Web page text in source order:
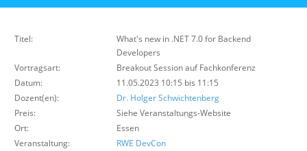
Über uns
Titel:
What's new in .NET 7.0 for Backend
Developers
Vortragsart:
Breakout Session auf Fachkonferenz
Datum:
11.05.2023 10:15 bis 11:15
Dozent(en):
Dr. Holger Schwichtenberg
Preis:
Siehe Veranstaltungs-Website
Ort:
Essen
Veranstaltung:
RWE DevCon